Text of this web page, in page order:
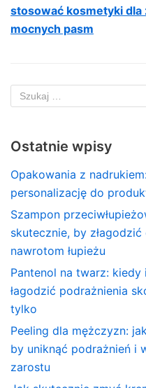
stosować kosmetyki dla
mocnych pasm
Ostatnie wpisy
Opakowania z
personalizację do
Szampon
skutecznie, by
nawrotom łupieżu
Pantenol na twarz:
łagodzić podrażnienia
tylko
Peeling dla mężczyzn:
by uniknąć podrażnień i
zarostu